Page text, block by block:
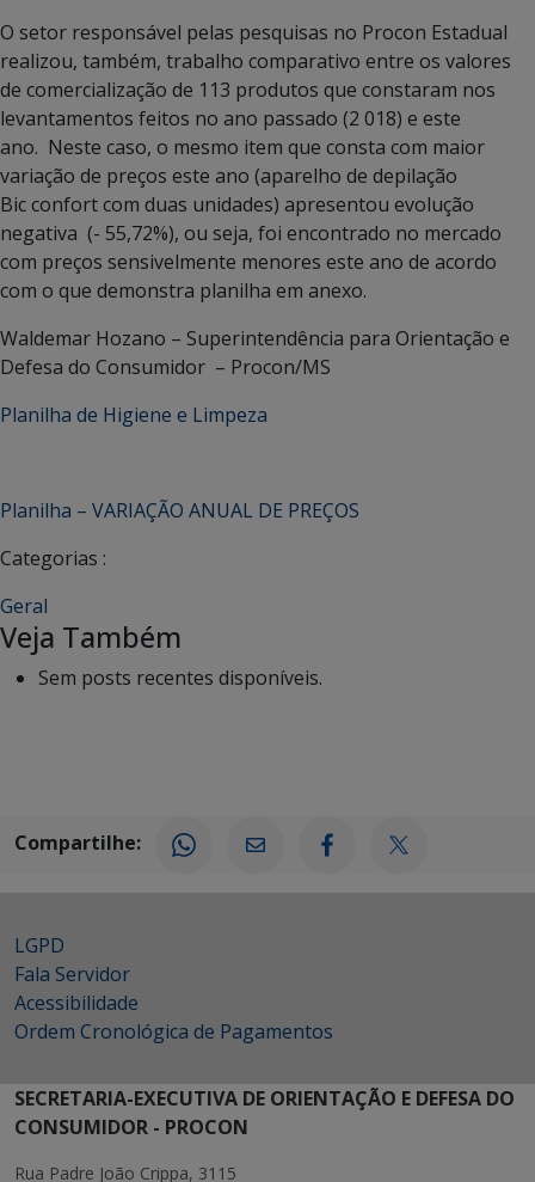
O setor responsável pelas pesquisas no Procon Estadual
realizou, também, trabalho comparativo entre os valores
de comercialização de 113 produtos que constaram nos
levantamentos feitos no ano passado (2 018) e este
ano. Neste caso, o mesmo item que consta com maior
variação de preços este ano (aparelho de depilação
Bic confort com duas unidades) apresentou evolução
negativa (- 55,72%), ou seja, foi encontrado no mercado
com preços sensivelmente menores este ano de acordo
com o que demonstra planilha em anexo.
Waldemar Hozano – Superintendência para Orientação e
Defesa do Consumidor – Procon/MS
Planilha de Higiene e Limpeza
Planilha – VARIAÇÃO ANUAL DE PREÇOS
Categorias :
Geral
Veja Também
Sem posts recentes disponíveis.
Compartilhe:
LGPD
Fala Servidor
Acessibilidade
Ordem Cronológica de Pagamentos
SECRETARIA-EXECUTIVA DE ORIENTAÇÃO E DEFESA DO
CONSUMIDOR - PROCON
Rua Padre João Crippa, 3115